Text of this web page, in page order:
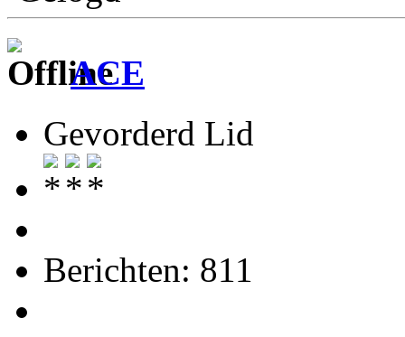
ACE
Gevorderd Lid
Berichten: 811